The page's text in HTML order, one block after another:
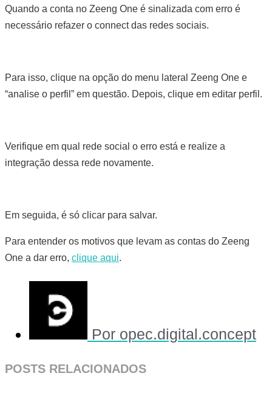
Quando a conta no Zeeng One é sinalizada com erro é
necessário refazer o connect das redes sociais.
Para isso, clique na opção do menu lateral Zeeng One e
“analise o perfil” em questão. Depois, clique em editar perfil.
Verifique em qual rede social o erro está e realize a
integração dessa rede novamente.
Em seguida, é só clicar para salvar.
Para entender os motivos que levam as contas do Zeeng
One a dar erro, clique aqui.
Por opec.digital.concept
POSTS RELACIONADOS